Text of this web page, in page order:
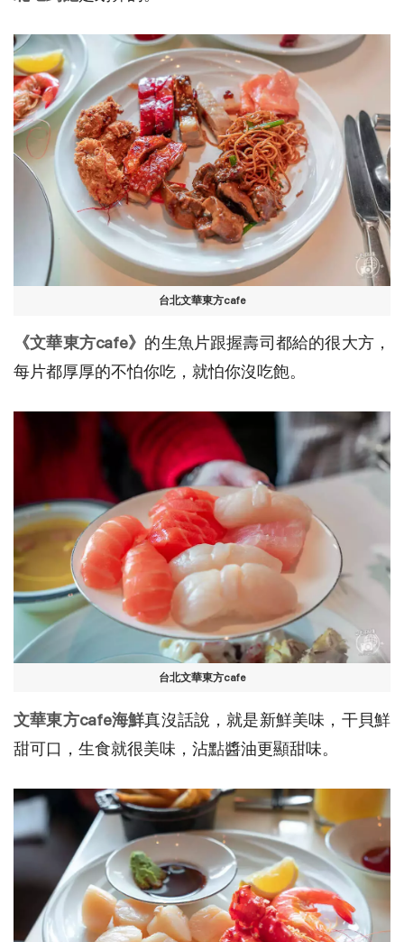
台北文華東方cafe
《文華東方cafe》 的生魚片跟握壽司都給的很大方，
每片都厚厚的不怕你吃，就怕你沒吃飽。
台北文華東方cafe
文華東方cafe海鮮真沒話說，就是新鮮美味，干貝鮮
甜可口，生食就很美味，沾點醬油更顯甜味。